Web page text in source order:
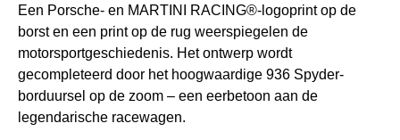
Een Porsche- en MARTINI RACING®-logoprint op de
borst en een print op de rug weerspiegelen de
motorsportgeschiedenis. Het ontwerp wordt
gecompleteerd door het hoogwaardige 936 Spyder-
borduursel op de zoom – een eerbetoon aan de
legendarische racewagen.